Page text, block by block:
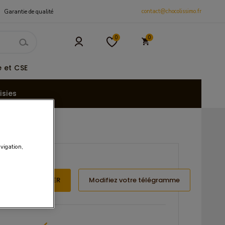
Garantie de qualité contact@chocolissimo.fr
0 0
CSE
AU PANIER Modifiez votre télégramme